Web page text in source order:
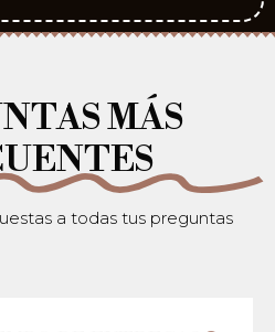
MÁS
a todas tus preguntas